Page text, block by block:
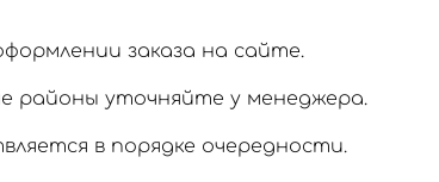
заказа на сайте.
районы уточняйте у менеджера.
в порядке очередности.